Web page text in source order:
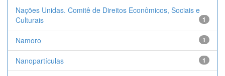
Nações Unidas. Comitê de Direitos Econômicos, Sociais e
Culturais
1
Namoro 1
Nanopartículas 1